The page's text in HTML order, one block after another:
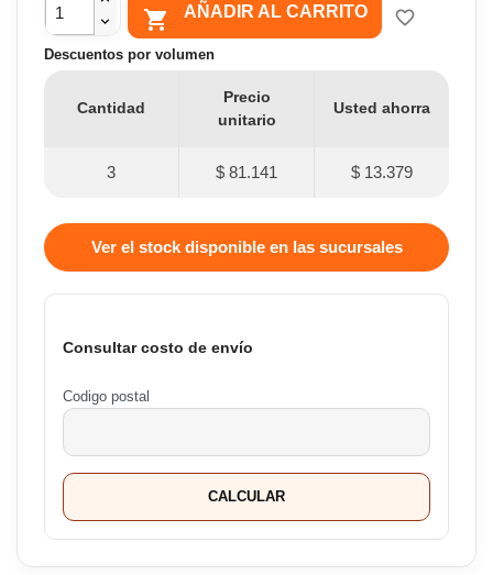
 AÑADIR AL CARRITO favorite_border
Descuentos por volumen
Cantidad
Precio
unitario
Usted ahorra
3 $ 81.141 $ 13.379
Ver el stock disponible en las sucursales
Consultar costo de envío
Codigo postal
CALCULAR